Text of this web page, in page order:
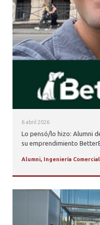
6 abril 2026
Lo pensó/lo hizo: Alumni
su emprendimiento
Alumni, Ingeniería Comercial